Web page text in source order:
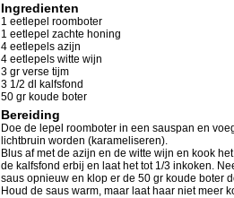
Ingredienten
1 eetlepel roomboter
1 eetlepel zachte honing
4 eetlepels azijn
4 eetlepels witte wijn
3 gr verse tijm
3 1/2 dl kalfsfond
50 gr koude boter
Bereiding
Doe de lepel roomboter in een sauspan en
lichtbruin worden (karameliseren).
Blus af met de azijn en de witte wijn en kook
de kalfsfond erbij en laat het tot 1/3 inkoken.
saus opnieuw en klop er de 50 gr koude boter
Houd de saus warm, maar laat haar niet meer